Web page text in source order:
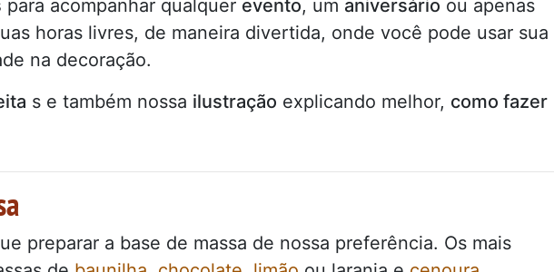
para acompanhar qualquer evento, um aniversário ou apenas
horas livres, de maneira divertida, onde você pode usar sua
na decoração.
s e também nossa ilustração explicando melhor, como fazer
preparar a base de massa de nossa preferência. Os mais